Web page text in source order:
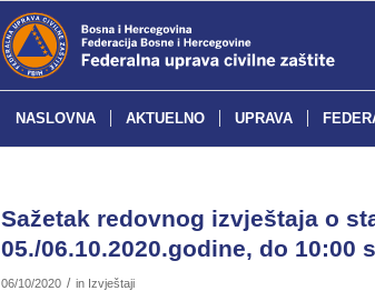
NASLOVNA AKTUELNO UPRAVA
Sažetak redovnog izvještaja o
05./06.10.2020.godine, do 10:00
06/10/2020 / in Izvještaji